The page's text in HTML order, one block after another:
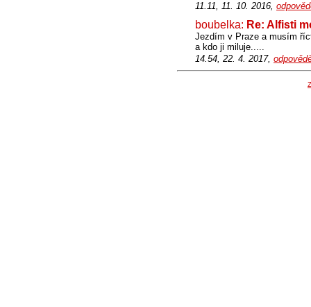
11.11, 11. 10. 2016,
boubelka: Re: Alfisti
Jezdím v Praze a musím
a kdo ji miluje.....
14.54, 22. 4. 2017,